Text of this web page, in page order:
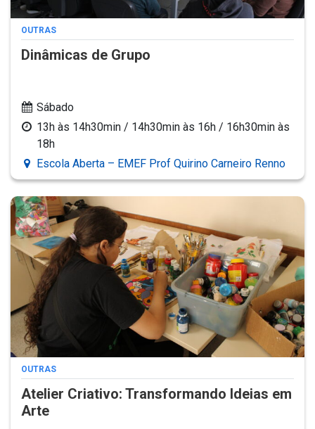
OUTRAS
Dinâmicas de Grupo
Sábado
13h às 14h30min / 14h30min às 16h / 16h30min às
18h
Escola Aberta – EMEF Prof Quirino Carneiro Renno
OUTRAS
Atelier Criativo: Transformando Ideias em
Arte